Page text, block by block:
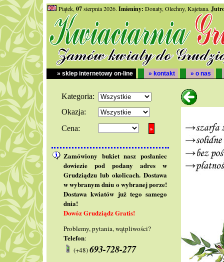
Piątek, 07sierpnia 2026. Imieniny: Donaty, Olechny, Kajetana.
» sklep internetowy on-line » kontakt » o nas
Kategoria:
Okazja:
Cena:
Zamówiony bukiet nasz posłaniec
dowiezie pod podany adres w
Grudziądzu lub okolicach. Dostawa
w wybranym dniu o wybranej porze!
Dostawa kwiatów już tego samego
dnia!
Dowóz Grudziądz Gratis!
Problemy, pytania, wątpliwości?
Telefon:
(+48)693-728-277